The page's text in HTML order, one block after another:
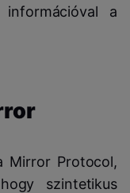
a
Mirror Protocol,
szintetikus